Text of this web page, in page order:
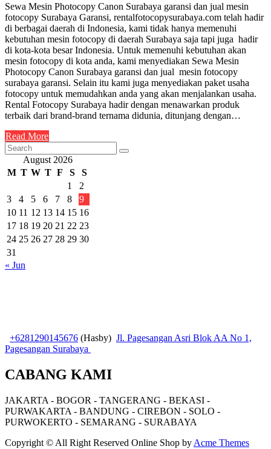
Sewa Mesin Photocopy Canon Surabaya garansi dan jual mesin
fotocopy Surabaya Garansi, rentalfotocopysurabaya.com telah hadir
di berbagai daerah di Indonesia, kami tidak hanya memenuhi
kebutuhan mesin fotocopy di daerah Surabaya saja tapi juga hadir
di kota-kota besar Indonesia. Untuk memenuhi kebutuhan akan
mesin fotocopy di kota anda, kami menyediakan Sewa Mesin
Photocopy Canon Surabaya garansi dan jual mesin fotocopy
surabaya garansi. Selain itu kami juga menyediakan paket usaha
fotocopy untuk memudahkan anda yang akan menjalankan usaha.
Rental Fotocopy Surabaya hadir dengan menawarkan produk
terbaik dari brand-brand ternama didunia, ditunjang dengan…
Read More
August 2026
M T W T F S
S
1
2
3
4 5 6 7 8
9
10 11 12 13 14 15 16
17 18 19 20 21 22 23
24 25 26 27 28 29 30
31
« Jun
+6281290145676 (Hasby) Jl. Pagesangan Asri Blok AA No 1,
Pagesangan Surabaya
CABANG KAMI
JAKARTA - BOGOR - TANGERANG - BEKASI -
PURWAKARTA - BANDUNG - CIREBON - SOLO -
PURWOKERTO - SEMARANG - SURABAYA
Copyright © All Right Reserved Online Shop by Acme Themes